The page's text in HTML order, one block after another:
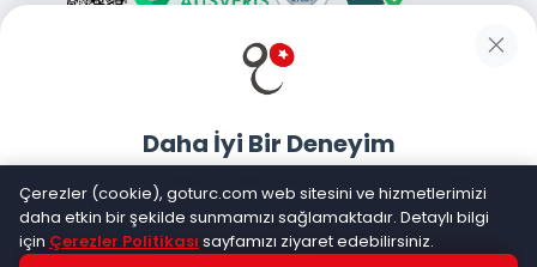
Sosyal Medya
Mobil Uygulamalarımız
Daha İyi Bir Deneyim
Goturc mobil uygulamasıyla daha hızlı ve kolay alışveriş
yapın
Çerezler (cookie), goturc.com web sitesini ve hizmetlerimizi
daha etkin bir şekilde sunmamızı sağlamaktadır. Detaylı bilgi
için Çerezler Politikası sayfamızı ziyaret edebilirsiniz.